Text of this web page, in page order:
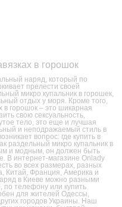
в горошок
наряд, который по
прелести своей
микро купальник в горошек,
отдых у моря. Кроме того,
в горошок – это шикарная
свою сексуальность,
тело, это еще и лучшая
и неподражаемый стиль в
вопрос: где купить в
раздельный микро купальник в
и модным, он должен быть
В интернет-магазине Onlady
во всех размерах, разных
Китай, Франция, Америка и
в Киеве можно разными
по телефону или купить
для жителей Одессы,
городов Украины. Наш